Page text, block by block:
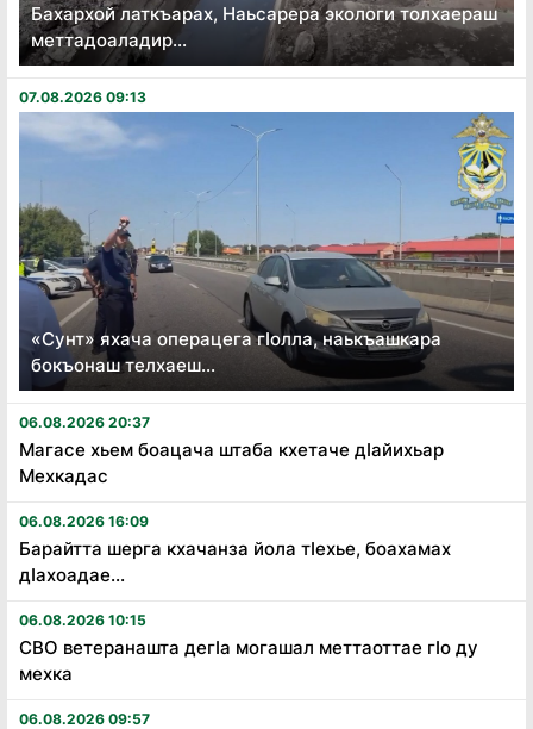
Бахархой латкъарах, Наьсарера экологи толхаераш
меттадоаладир...
07.08.2026 09:13
«Сунт» яхача операцега гӏолла, наькъашкара
бокъонаш телхаеш...
06.08.2026 20:37
Магасе хьем боацача штаба кхетаче дӏайихьар
Мехкадас
06.08.2026 16:09
Барайтта шерга кхачанза йола тӏехье, боахамах
дӏахоадае...
06.08.2026 10:15
СВО ветеранашта дегӏа могашал меттаоттае гӏо ду
мехка
06.08.2026 09:57